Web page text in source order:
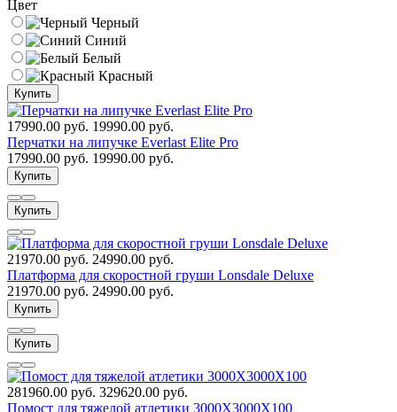
Цвет
Черный
Синий
Белый
Красный
Купить
17990.00 руб. 19990.00 руб.
Перчатки на липучке Everlast Elite Pro
17990.00 руб. 19990.00 руб.
Купить
Купить
21970.00 руб. 24990.00 руб.
Платформа для скоростной груши Lonsdale Deluxe
21970.00 руб. 24990.00 руб.
Купить
Купить
281960.00 руб. 329620.00 руб.
Помост для тяжелой атлетики 3000Х3000Х100